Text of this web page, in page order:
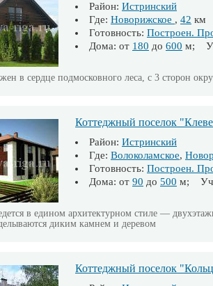
Район: Истринский
Где: Новорижское , 42 км
Готовность: Построен.
Дома: от 180 до 600 м;
в сердце подмосковного леса, с 3 сторон
Коттеджный поселок
Район: Истринский
Где: Волоколамское,
Готовность: Построен.
Дома: от 90 до 500 м;
в едином архитектурном стиле —
диким камнем и деревом
Коттеджный поселок